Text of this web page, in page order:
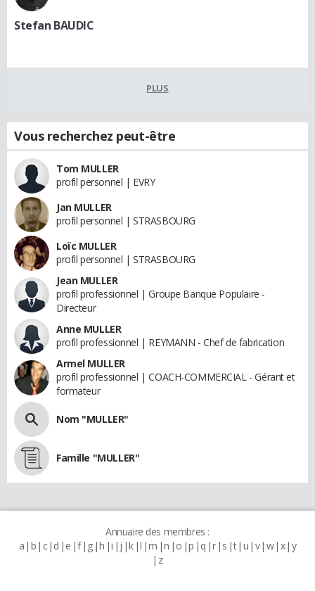
Stefan BAUDIC
PLUS
Vous recherchez peut-être
Tom MULLER
profil personnel | EVRY
Jan MULLER
profil personnel | STRASBOURG
Loïc MULLER
profil personnel | STRASBOURG
Jean MULLER
profil professionnel | Groupe Banque Populaire -
Directeur
Anne MULLER
profil professionnel | REYMANN - Chef de fabrication
Armel MULLER
profil professionnel | COACH-COMMERCIAL - Gérant et
formateur
Nom "MULLER"
Famille "MULLER"
Annuaire des membres :
a b c d e f g h i j k l m n o p q r s t u v w x y
z